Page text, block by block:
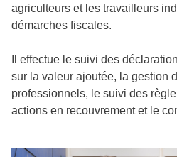
agriculteurs et les travailleurs
démarches fiscales.
Il effectue le suivi des
sur la valeur ajoutée, la gestion
professionnels, le suivi des
actions en recouvrement et le